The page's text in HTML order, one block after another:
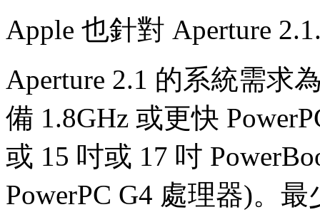
Apple 也針對 Aperture
Aperture 2.1 的系統需求
備 1.8GHz 或更快
或 15 吋或 17 吋
PowerPC G4 處理器)。